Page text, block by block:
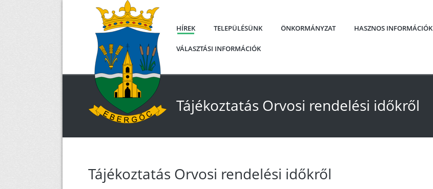
HÍREK TELEPÜLÉSÜNK ÖNKORMÁNYZAT HASZNOS INFORMÁCIÓK
VÁLASZTÁSI INFORMÁCIÓK
Tájékoztatás Orvosi rendelési időkről
Tájékoztatás Orvosi rendelési időkről